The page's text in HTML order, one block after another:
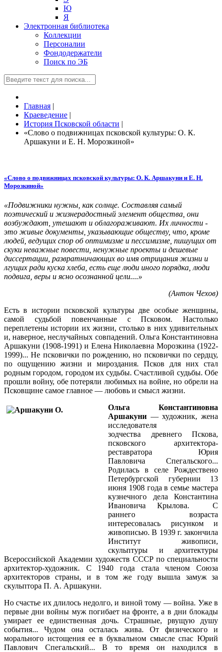
Ю
Я
Электронная библиотека
Коллекции
Персоналии
Фондодержатели
Поиск по ЭБ
Главная |
Краеведение |
История Псковской области |
«Слово о подвижницах псковской культуры: О. К.
Аршакуни и Е. Н. Морозкиной»
«Слово о подвижницах псковской культуры: О. К. Аршакуни и Е. Н.
Морозкиной»
«Подвижники нужны, как солнце. Составляя самый
поэтический и жизнерадостный элемент общества, они
возбуждают, утешают и облагораживают. Их личности -
это живые документы, указывающие обществу, что, кроме
людей, ведущих спор об оптимизме и пессимизме, пишущих от
скуки неважные повести, ненужные проекты и дешевые
диссертации, развратничающих во имя отрицания жизни и
лгущих ради куска хлеба, есть еще люди иного порядка, люди
подвига, веры и ясно осознанной цели....»
(Антон Чехов)
Есть в истории псковской культуры две особые женщины,
самой судьбой повенчанные с Псковом. Настолько
переплетены истории их жизни, столько в них удивительных
и, наверное, неслучайных совпадений. Ольга Константиновна
Аршакуни (1908-1991) и Елена Николаевна Морозкина (1922-
1999)... Не псковички по рождению, но псковички по сердцу,
по ощущению жизни и мироздания. Псков для них стал
родным городом, городом их судьбы. Счастливой судьбы. Обе
прошли войну, обе потеряли любимых на войне, но обрели на
Псковщине самое главное — любовь и смысл жизни.
Ольга Константиновна
Аршакуни — художник, жена
исследователя
зодчества древнего Пскова,
псковского архитектора-
реставратора Юрия
Павловича Спегальского...
Родилась в селе Рождествено
Петербургской губернии 13
июня 1908 года в семье мастера
кузнечного дела Константина
Ивановича Крылова. С
раннего возраста
интересовалась рисунком и
живописью. В 1939 г. закончила
Институт живописи,
скульптуры и архитектуры
Всероссийской Академии художеств СССР по специальности
архитектор-художник. С 1940 года стала членом Союза
архитекторов страны, и в том же году вышла замуж за
скульптора П. А. Аршакуни.
Но счастье их длилось недолго, и виной тому — война. Уже в
первые дни войны муж погибает на фронте, а в дни блокады
умирает ее единственная дочь. Страшные, рвущую душу
события... Чудом она осталась жива. От физического и
морального истощения ее в буквальном смысле спас Юрий
Павлович Спегальский... В то время он находился в